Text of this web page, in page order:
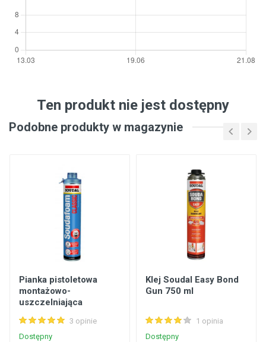
Ten produkt nie jest dostępny
Podobne produkty w magazynie
Pianka pistoletowa
montażowo-
uszczelniająca
Click & Fix 750 ml
SOUDAL
3 opinie
Dostępny
Klej Soudal Easy Bond
Gun 750 ml
1 opinia
Dostępny